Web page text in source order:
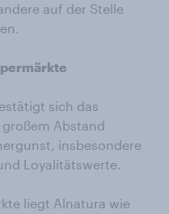
auf der Stelle
sich das
Abstand
insbesondere
Loyalitätswerte.
liegt Alnatura wie